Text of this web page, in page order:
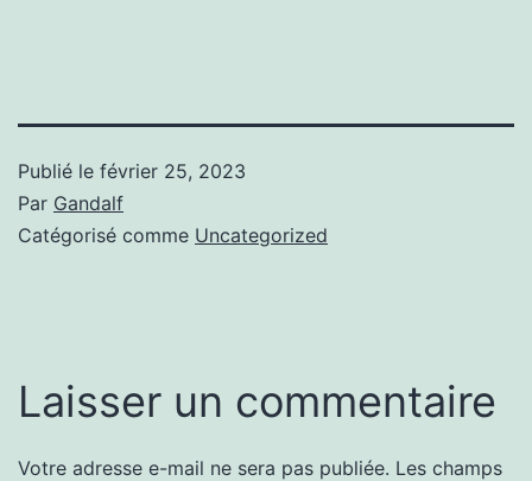
Publié le février 25, 2023
Par Gandalf
Catégorisé comme Uncategorized
Laisser un commentaire
Votre adresse e-mail ne sera pas publiée. Les champs